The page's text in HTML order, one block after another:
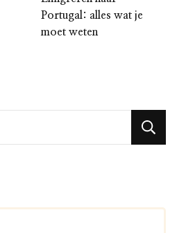
Portugal: alles wat je
moet weten